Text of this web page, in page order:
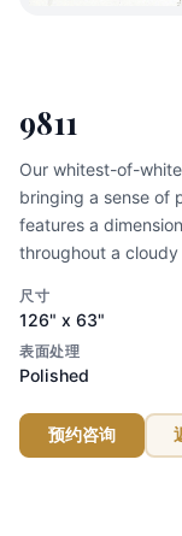
9811
Our whitest-of-
bringing a sense of
features a
throughout a
尺寸
126" x 63"
表面处理
Polished
预约咨询